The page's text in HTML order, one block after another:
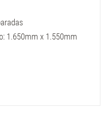
1.650mm x 1.550mm